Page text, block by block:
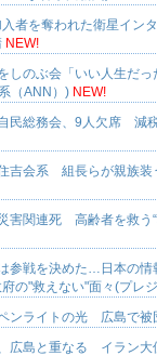
者を奪われた衛星イン
NEW!
しのぶ会「いい人生だ
（ANN）) NEW!
民総務会、9人欠席 減
吉会系 組長らが親族装
害関連死 高齢者を救う
参戦を決めた…日本の情
の"救えない"面々(プレ
ンライトの光 広島で被
広島と重なる イラン大